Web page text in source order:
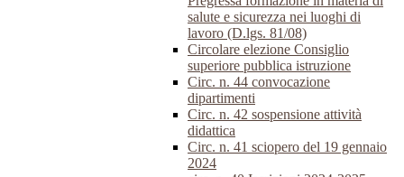
salute e sicurezza nei luoghi di
lavoro (D.lgs. 81/08)
Circolare elezione Consiglio
superiore pubblica istruzione
Circ. n. 44 convocazione
dipartimenti
Circ. n. 42 sospensione attività
didattica
Circ. n. 41 sciopero del 19 gennaio
2024